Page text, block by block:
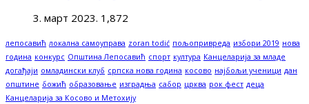
3. март 2023. 1,872
лепосавић локална самоуправа zoran todić пољопривреда избори 2019 нова
година конкурс Општина Лепосавић спорт култура Канцеларија за младе
догађаји омладински клуб српска нова година косово најбољи ученици дан
општине божић образовање изградња сабор црква рок фест деца
Канцеларија за Косово и Метохију